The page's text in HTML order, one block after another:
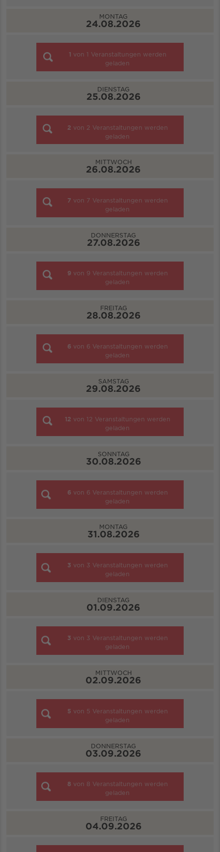
MONTAG
24.08.2026
1 von 1 Veranstaltungen werden
geladen
DIENSTAG
25.08.2026
2 von 2 Veranstaltungen werden
geladen
MITTWOCH
26.08.2026
7 von 7 Veranstaltungen werden
geladen
DONNERSTAG
27.08.2026
9 von 9 Veranstaltungen werden
geladen
FREITAG
28.08.2026
6 von 6 Veranstaltungen werden
geladen
SAMSTAG
29.08.2026
12 von 12 Veranstaltungen werden
geladen
SONNTAG
30.08.2026
6 von 6 Veranstaltungen werden
geladen
MONTAG
31.08.2026
3 von 3 Veranstaltungen werden
geladen
DIENSTAG
01.09.2026
3 von 3 Veranstaltungen werden
geladen
MITTWOCH
02.09.2026
5 von 5 Veranstaltungen werden
geladen
DONNERSTAG
03.09.2026
8 von 8 Veranstaltungen werden
geladen
FREITAG
04.09.2026